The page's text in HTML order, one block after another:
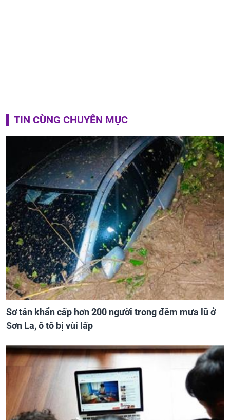
TIN CÙNG CHUYÊN MỤC
Sơ tán khẩn cấp hơn 200 người trong đêm mưa lũ ở
Sơn La, ô tô bị vùi lấp